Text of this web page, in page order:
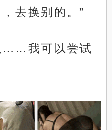
去换别的。”
我可以尝试